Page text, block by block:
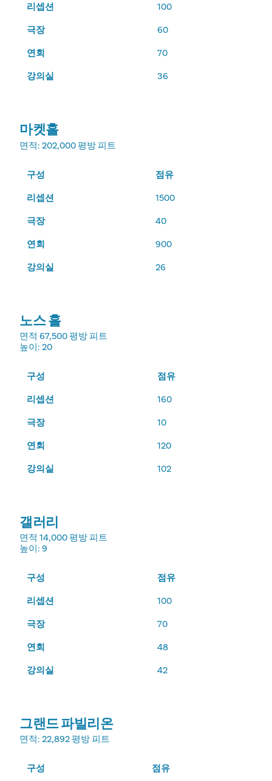
리셉션
100
극장
60
연회
70
강의실
36
마켓홀
면적: 202,000 평방 피트
구성
점유
리셉션
1500
극장
40
연회
900
강의실
26
노스 홀
면적 67,500 평방 피트
높이: 20
구성
점유
리셉션
160
극장
10
연회
120
강의실
102
갤러리
면적 14,000 평방 피트
높이: 9
구성
점유
리셉션
100
극장
70
연회
48
강의실
42
그랜드 파빌리온
면적: 22,892 평방 피트
구성 점유